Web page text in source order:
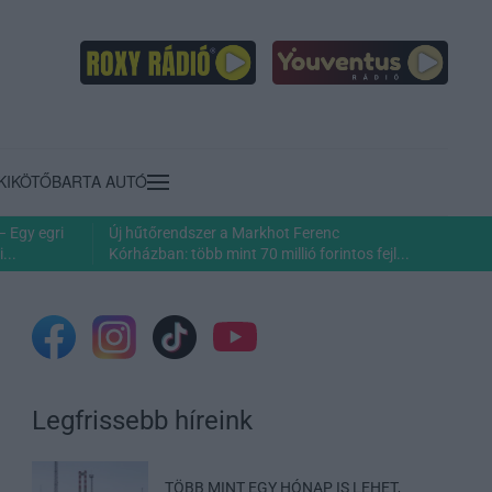
BARTA AUTÓ
Egy egri
Új hűtőrendszer a Markhot Ferenc
Kórházban: több mint 70 millió forintos fejl...
Legfrissebb híreink
TÖBB MINT EGY HÓNAP IS LEHET,